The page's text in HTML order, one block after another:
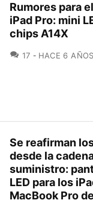
Rumores para
iPad Pro: mini
chips A14X
17 COMENTARIOS
HACE 6 AÑOS
Se reafirman
desde la
suministro:
LED para los
MacBook Pro